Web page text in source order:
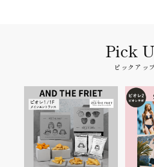
ピックアッ